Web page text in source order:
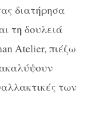
διατήρησα
τη δουλειά
Atelier, πιέζω
των